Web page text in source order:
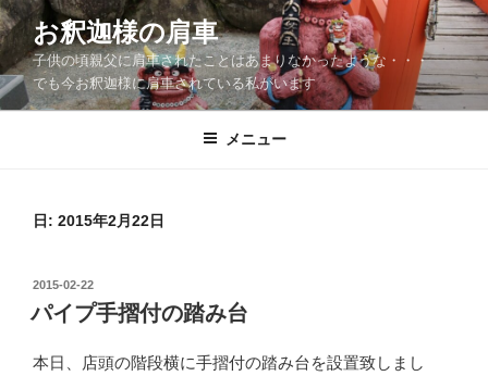
コ
ン
テ
ン
ツ
お釈迦様の肩車
子供の頃親父に肩車されたことはあまりなかったような・・・
でも今お釈迦様に肩車されている私がいます
メニュー
日: 2015年2月22日
投
日:
2015-02-22
パイプ手摺付の踏み台
本日、店頭の階段横に手摺付の踏み台を設置致しまし